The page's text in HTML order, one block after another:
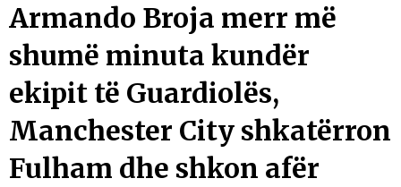
Armando Broja merr më
shumë minuta kundër
ekipit të Guardiolës,
Manchester City shkatërron
Fulham dhe shkon afër